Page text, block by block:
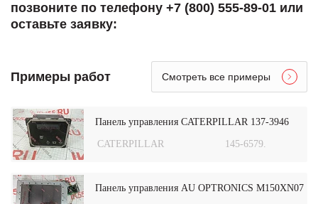
позвоните по телефону +7 (800) 555-89-01 или
оставьте заявку:
Примеры работ Смотреть все примеры
Панель управления CATERPILLAR 137-3946
CATERPILLAR 145-6579.
Панель управления AU OPTRONICS M150XN07